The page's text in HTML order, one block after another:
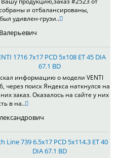
и отбалансированы,
удивлен-грузи..
1716 7x17 PCD 5x108 ET 45 DIA
67.1 BD
информацию о модели VENTI
через поиск Яндекса наткнулся на
заказ. Оказалось на сайте у них
в на..
Line 739 6.5x17 PCD 5x114.3 ET 40
DIA 67.1 BD